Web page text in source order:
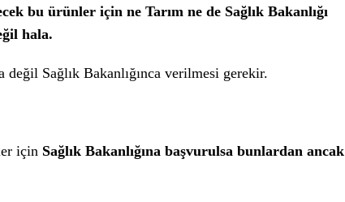
bu ürünler için ne Tarım ne de Sağlık Bakanlığı
hala.
değil Sağlık Bakanlığınca verilmesi gerekir.
için Sağlık Bakanlığına başvurulsa bunlardan ancak